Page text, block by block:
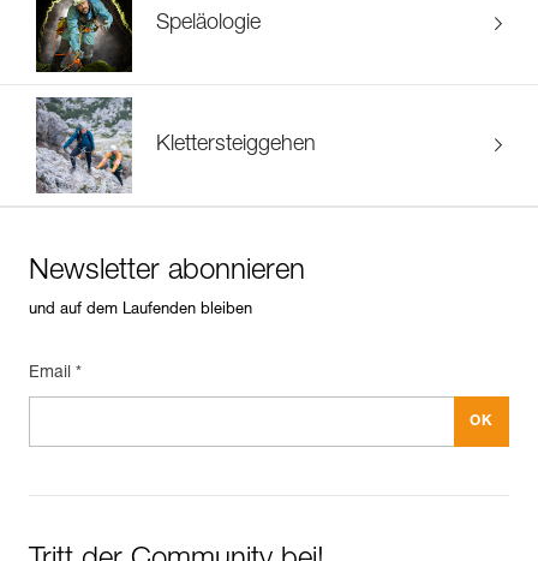
Speläologie
Klettersteiggehen
Newsletter abonnieren
und auf dem Laufenden bleiben
Email *